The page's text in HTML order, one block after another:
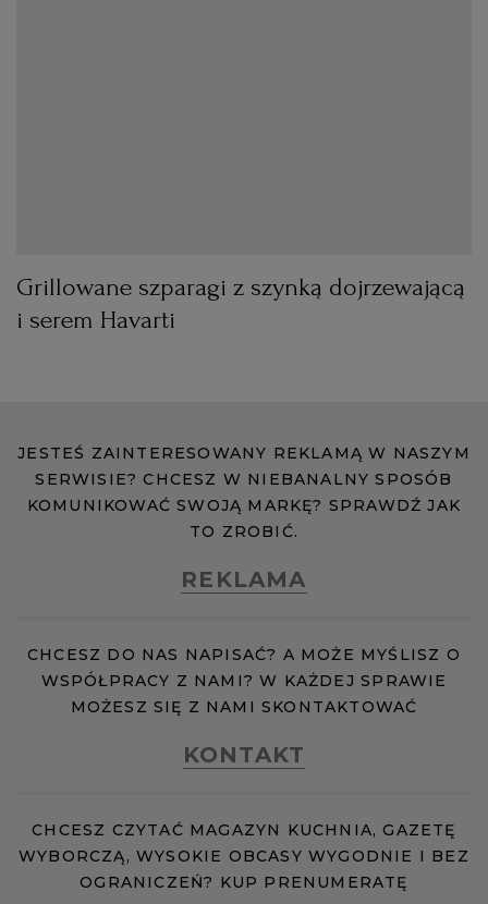
Grillowane szparagi z szynką dojrzewającą
i serem Havarti
JESTEŚ ZAINTERESOWANY REKLAMĄ W NASZYM
SERWISIE? CHCESZ W NIEBANALNY SPOSÓB
KOMUNIKOWAĆ SWOJĄ MARKĘ? SPRAWDŹ JAK
TO ZROBIĆ.
REKLAMA
CHCESZ DO NAS NAPISAĆ? A MOŻE MYŚLISZ O
WSPÓŁPRACY Z NAMI? W KAŻDEJ SPRAWIE
MOŻESZ SIĘ Z NAMI SKONTAKTOWAĆ
KONTAKT
CHCESZ CZYTAĆ MAGAZYN KUCHNIA, GAZETĘ
WYBORCZĄ, WYSOKIE OBCASY WYGODNIE I BEZ
OGRANICZEŃ? KUP PRENUMERATĘ